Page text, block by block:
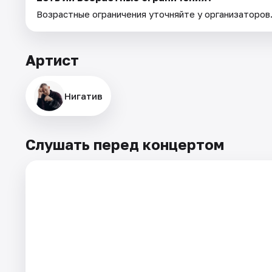
Возрастные ограничения уточняйте у организаторов.
Артист
Нигатив
Слушать перед концертом